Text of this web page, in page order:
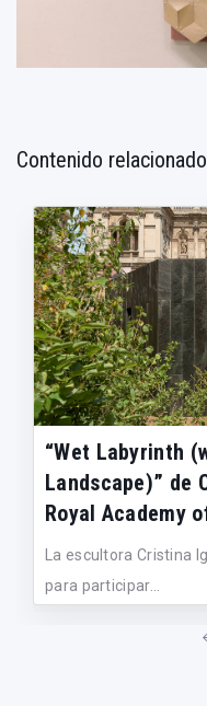
Contenido relacionado
“Wet Labyrinth
Landscape)” de
Royal Academy
La escultora Cristina
para participar...